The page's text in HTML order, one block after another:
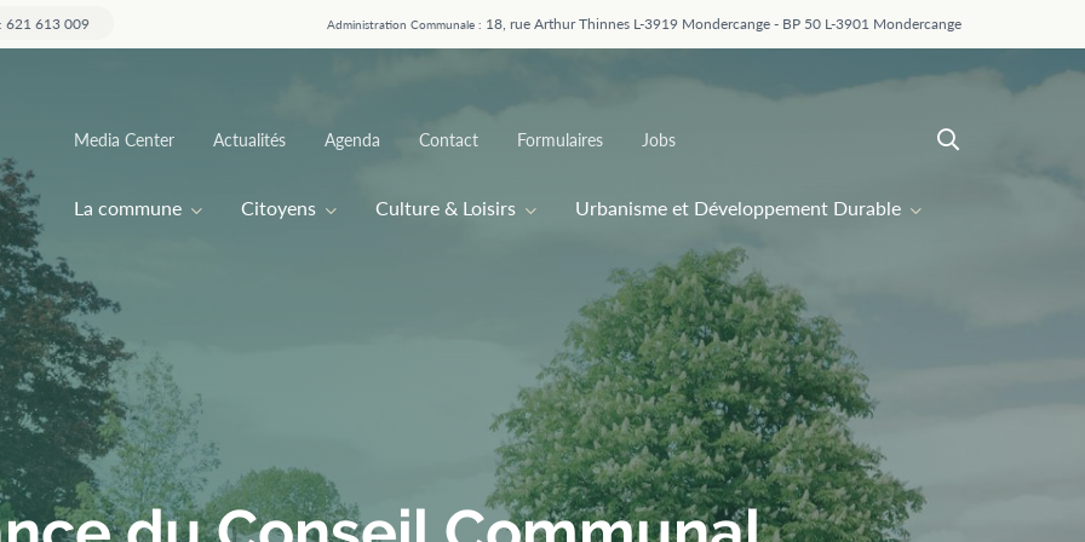
621 613 009 Administration Communale : 18, rue Arthur Thinnes L-3919 Mondercange - BP 50 L-3901 Mondercange
Main
navigation
La commune Citoyens Culture & Loisirs Urbanisme et Développement Durable
Top
Media Center Actualités Agenda Contact Formulaires Jobs